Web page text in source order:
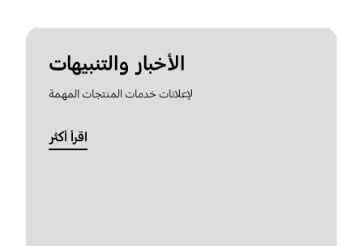
الأخبار والتنبيهات
لإعلانات خدمات المنتجات المهمة
اقرأ أكثر